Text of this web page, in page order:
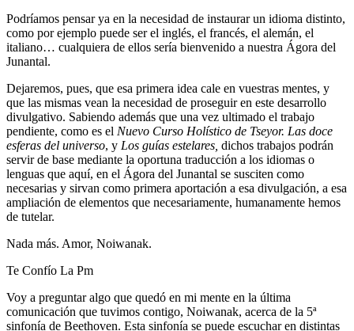
Podríamos pensar ya en la necesidad de instaurar un idioma distinto,
como por ejemplo puede ser el inglés, el francés, el alemán, el
italiano… cualquiera de ellos sería bienvenido a nuestra Ágora del
Junantal.
Dejaremos, pues, que esa primera idea cale en vuestras mentes, y
que las mismas vean la necesidad de proseguir en este desarrollo
divulgativo. Sabiendo además que una vez ultimado el trabajo
pendiente, como es el Nuevo Curso Holístico de Tseyor. Las doce
esferas del universo, y Los guías estelares, dichos trabajos podrán
servir de base mediante la oportuna traducción a los idiomas o
lenguas que aquí, en el Ágora del Junantal se susciten como
necesarias y sirvan como primera aportación a esa divulgación, a esa
ampliación de elementos que necesariamente, humanamente hemos
de tutelar.
Nada más. Amor, Noiwanak.
Te Confío La Pm
Voy a preguntar algo que quedó en mi mente en la última
comunicación que tuvimos contigo, Noiwanak, acerca de la 5ª
sinfonía de Beethoven. Esta sinfonía se puede escuchar en distintas